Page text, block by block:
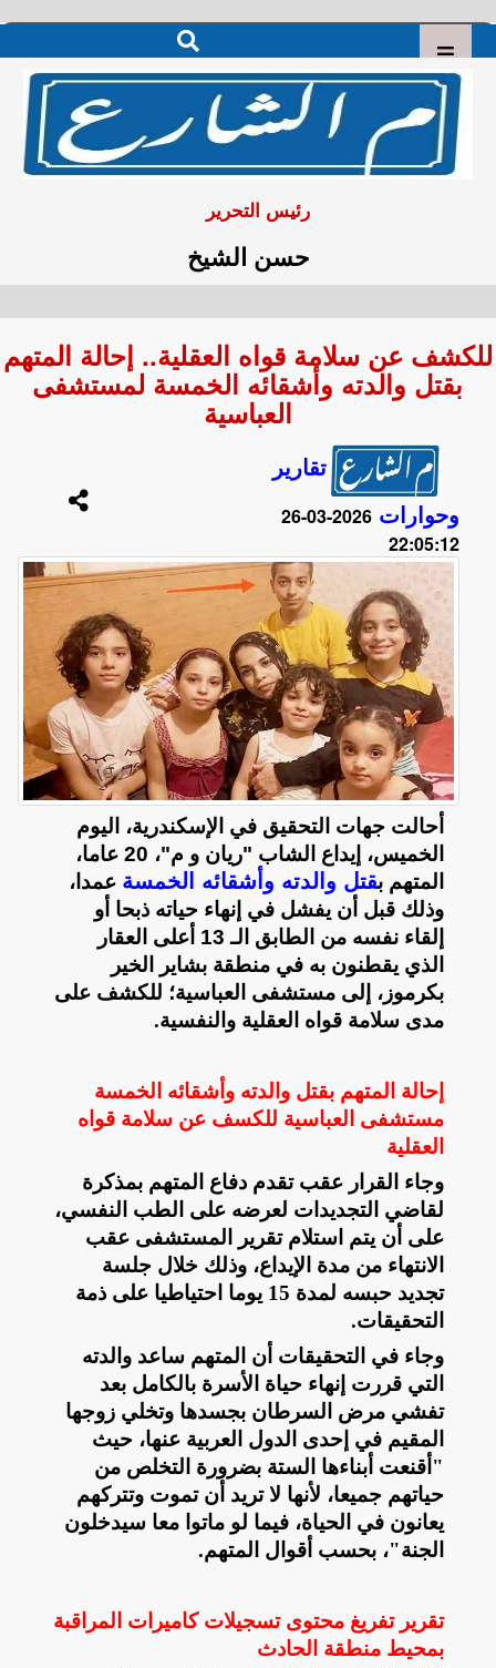
رئيس التحرير
حسن الشيخ
للكشف عن سلامة قواه العقلية.. إحالة المتهم
بقتل والدته وأشقائه الخمسة لمستشفى
العباسية
تقارير
وحوارات
2026-03-26
22:05:12
أحالت جهات التحقيق في الإسكندرية، اليوم
الخميس، إيداع الشاب "ريان و م"، 20 عاما،
المتهم بقتل والدته وأشقائه الخمسة عمدا،
وذلك قبل أن يفشل في إنهاء حياته ذبحا أو
إلقاء نفسه من الطابق الـ 13 أعلى العقار
الذي يقطنون به في منطقة بشاير الخير
بكرموز، إلى مستشفى العباسية؛ للكشف على
مدى سلامة قواه العقلية والنفسية.
إحالة المتهم بقتل والدته وأشقائه الخمسة
مستشفى العباسية للكسف عن سلامة قواه
العقلية
وجاء القرار عقب تقدم دفاع المتهم بمذكرة
لقاضي التجديدات لعرضه على الطب النفسي،
على أن يتم استلام تقرير المستشفى عقب
الانتهاء من مدة الإيداع، وذلك خلال جلسة
تجديد حبسه لمدة 15 يوما احتياطيا على ذمة
التحقيقات.
وجاء في التحقيقات أن المتهم ساعد والدته
التي قررت إنهاء حياة الأسرة بالكامل بعد
تفشي مرض السرطان بجسدها وتخلي زوجها
المقيم في إحدى الدول العربية عنها، حيث
"أقنعت أبناءها الستة بضرورة التخلص من
حياتهم جميعا، لأنها لا تريد أن تموت وتتركهم
يعانون في الحياة، فيما لو ماتوا معا سيدخلون
الجنة"، بحسب أقوال المتهم.
تقرير تفريغ محتوى تسجيلات كاميرات المراقبة
بمحيط منطقة الحادث